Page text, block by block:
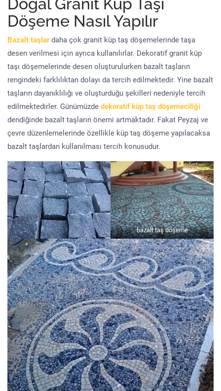
Doğal Granit Küp Taşı
Döşeme Nasıl Yapılır
Bazalt taşlardaha çok granit küp taş döşemelerinde taşa
desen verilmesi için ayrıca kullanılırlar. Dekoratif granit küp
taşı döşemelerinde desen oluşturulurken bazalt taşların
rengindeki farklılıktan dolayı da tercih edilmektedir. Yine bazalt
taşların dayanıklılığı ve oluşturduğu şekilleri nedeniyle tercih
edilmektedirler. Günümüzde dekoratif küp taş döşemeciliği
dendiğinde bazalt taşların önemi artmaktadır. Fakat Peyzaj ve
çevre düzenlemelerinde özellikle küp taş döşeme yapılacaksa
bazalt taşlardan kullanılması tercih konusudur.
bazalt taş döşeme